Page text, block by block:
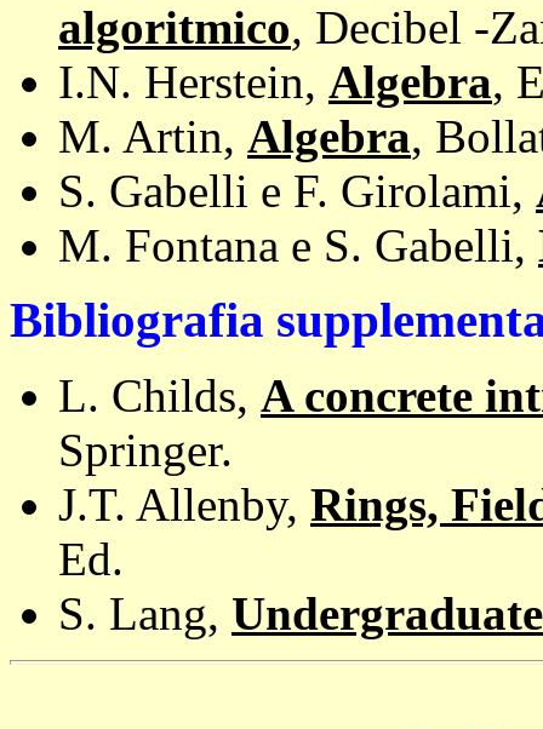
algoritmico, Decibel -
I.N. Herstein, Algebra,
M. Artin, Algebra,
S. Gabelli e F. Girolami,
M. Fontana e S. Gabelli,
Bibliografia
L. Childs, A concrete
Springer.
J.T. Allenby, Rings,
Ed.
S. Lang,